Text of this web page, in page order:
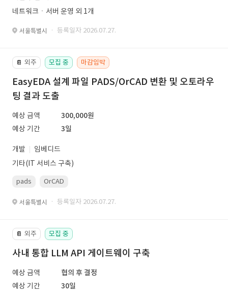
네트워크ㆍ서버 운영 외 1개
서울특별시 · 등록일자 2026.07.27.
📔 외주 모집 중 마감임박
EasyEDA 설계 파일 PADS/OrCAD 변환 및 오토라우
팅 결과 도출
예상 금액
300,000원
예상 기간
3일
개발
임베디드
기타(IT 서비스 구축)
pads OrCAD
서울특별시 · 등록일자 2026.07.27.
📔 외주 모집 중
사내 통합 LLM API 게이트웨이 구축
예상 금액
협의 후 결정
예상 기간
30일